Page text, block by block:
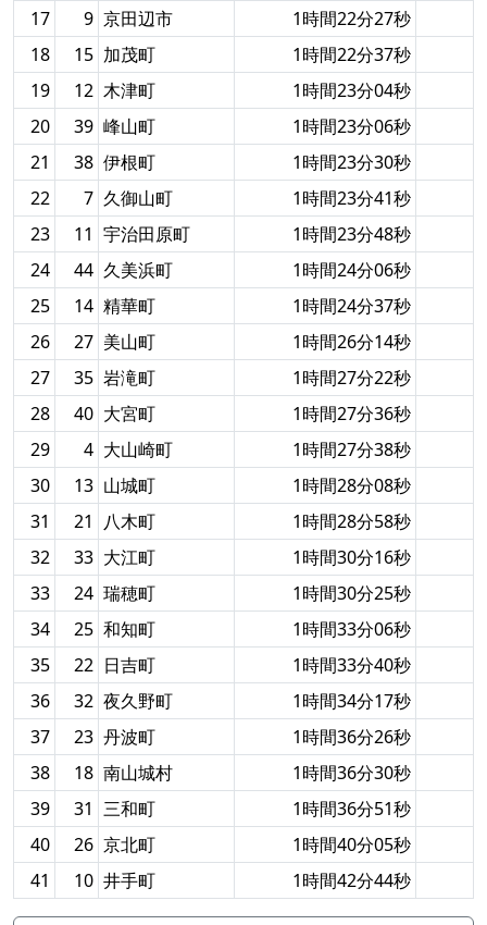
17
9 京田辺市
1時間22分27秒
18
15 加茂町
1時間22分37秒
19
12 木津町
1時間23分04秒
20
39 峰山町
1時間23分06秒
21
38 伊根町
1時間23分30秒
22
7 久御山町
1時間23分41秒
23
11 宇治田原町
1時間23分48秒
24
44 久美浜町
1時間24分06秒
25
14 精華町
1時間24分37秒
26
27 美山町
1時間26分14秒
27
35 岩滝町
1時間27分22秒
28
40 大宮町
1時間27分36秒
29
4 大山崎町
1時間27分38秒
30
13 山城町
1時間28分08秒
31
21 八木町
1時間28分58秒
32
33 大江町
1時間30分16秒
33
24 瑞穂町
1時間30分25秒
34
25 和知町
1時間33分06秒
35
22 日吉町
1時間33分40秒
36
32 夜久野町
1時間34分17秒
37
23 丹波町
1時間36分26秒
38
18 南山城村
1時間36分30秒
39
31 三和町
1時間36分51秒
40
26 京北町
1時間40分05秒
41
10 井手町 1時間42分44秒